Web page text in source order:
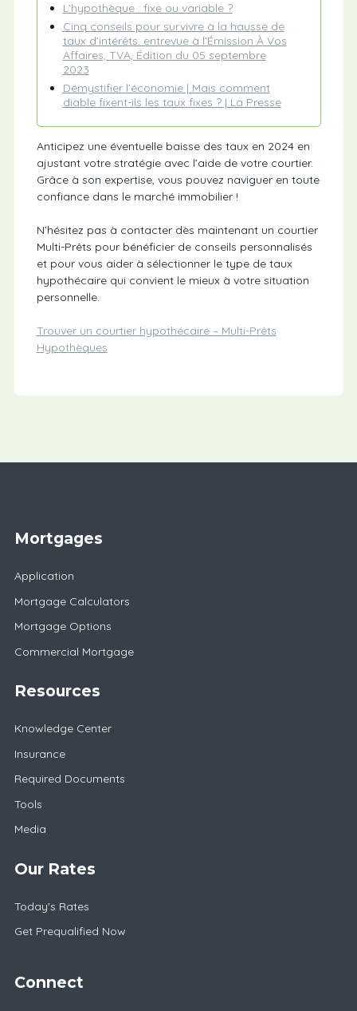
L’hypothèque : fixe ou variable ?
Cinq conseils pour survivre à la hausse de
taux d’intérêts: entrevue à l’Émission À Vos
Affaires, TVA, Édition du 05 septembre
2023
Démystifier l’économie | Mais comment
diable fixent-ils les taux fixes ? | La Presse
Anticipez une éventuelle baisse des taux en 2024 en
ajustant votre stratégie avec l’aide de votre courtier.
Grâce à son expertise, vous pouvez naviguer en toute
confiance dans le marché immobilier !
N’hésitez pas à contacter dès maintenant un courtier
Multi-Prêts pour bénéficier de conseils personnalisés
et pour vous aider à sélectionner le type de taux
hypothécaire qui convient le mieux à votre situation
personnelle.
Trouver un courtier hypothécaire – Multi-Prêts
Hypothèques
Mortgages
Application
Mortgage Calculators
Mortgage Options
Commercial Mortgage
Resources
Knowledge Center
Insurance
Required Documents
Tools
Media
Our Rates
Today's Rates
Get Prequalified Now
Connect